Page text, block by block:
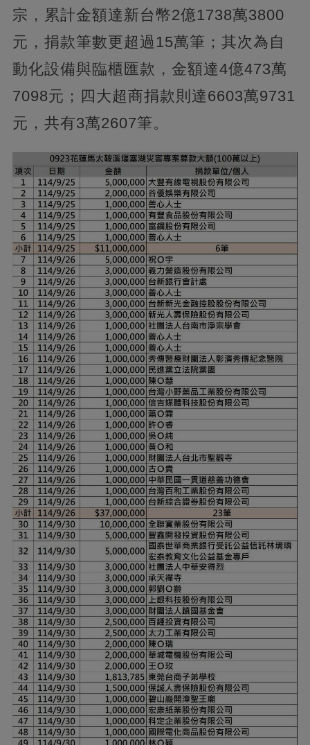
宗，累計金額達新台幣2億1738萬3800
元，捐款筆數更超過15萬筆；其次為自
動化設備與臨櫃匯款，金額達4億473萬
7098元；四大超商捐款則達6603萬9731
元，共有3萬2607筆。